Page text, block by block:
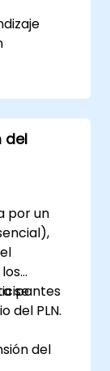
complejas.
como
tareas
del
por un
se
del PLN.
del